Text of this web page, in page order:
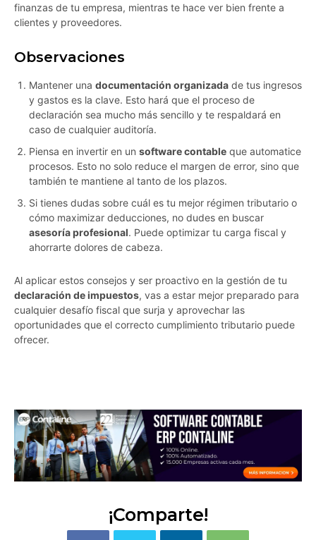
finanzas de tu empresa, mientras te hace ver bien frente a
clientes y proveedores.
Observaciones
Mantener una documentación organizada de tus ingresos
y gastos es la clave. Esto hará que el proceso de
declaración sea mucho más sencillo y te respaldará en
caso de cualquier auditoría.
Piensa en invertir en un software contable que automatice
procesos. Esto no solo reduce el margen de error, sino que
también te mantiene al tanto de los plazos.
Si tienes dudas sobre cuál es tu mejor régimen tributario o
cómo maximizar deducciones, no dudes en buscar
asesoría profesional. Puede optimizar tu carga fiscal y
ahorrarte dolores de cabeza.
Al aplicar estos consejos y ser proactivo en la gestión de tu
declaración de impuestos, vas a estar mejor preparado para
cualquier desafío fiscal que surja y aprovechar las
oportunidades que el correcto cumplimiento tributario puede
ofrecer.
¡Comparte!